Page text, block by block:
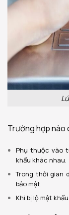
Trường hợp nào
Phụ thuộc vào
khẩu khác nhau.
Trong thời gian
bảo mật.
Khi bị lộ mật